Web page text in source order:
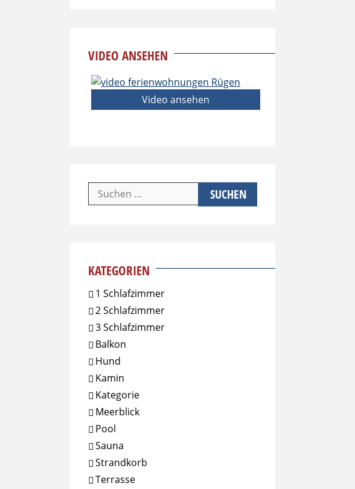
VIDEO ANSEHEN
Video ansehen
Suchen
nach:
KATEGORIEN
1 Schlafzimmer
2 Schlafzimmer
3 Schlafzimmer
Balkon
Hund
Kamin
Kategorie
Meerblick
Pool
Sauna
Strandkorb
Terrasse